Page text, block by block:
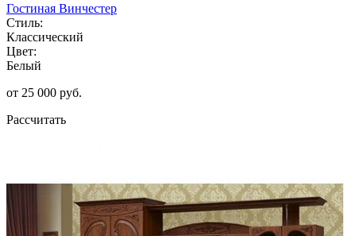
Гостиная Винчестер
Стиль:
Классический
Цвет:
Белый
от 25 000 руб.
Рассчитать